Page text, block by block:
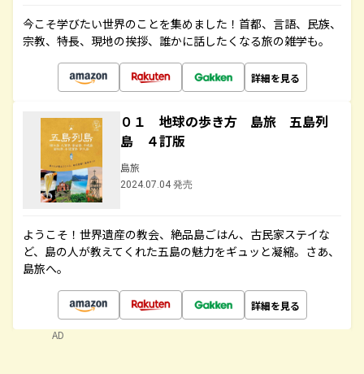
今こそ学びたい世界のことを集めました！首都、言語、民族、
宗教、特長、現地の挨拶、誰かに話したくなる旅の雑学も。
詳細を見る
０１ 地球の歩き方 島旅 五島列
島 ４訂版
島旅
2024.07.04 発売
ようこそ！世界遺産の教会、絶品島ごはん、古民家ステイな
ど、島の人が教えてくれた五島の魅力をギュッと凝縮。さあ、
島旅へ。
詳細を見る
AD